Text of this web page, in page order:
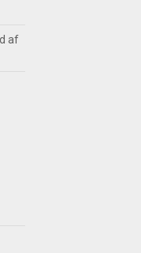
af